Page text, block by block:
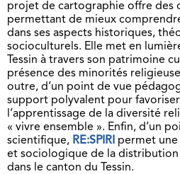
projet de cartographie offre des
permettant de mieux
dans ses aspects historiques,
socioculturels. Elle met en
Tessin à travers son patrimoine
présence des minorités
outre, d’un point de vue
support polyvalent pour
l’apprentissage de la diversité
« vivre ensemble ». Enfin, d’un
scientifique, RE:SPIRI permet
et sociologique de la
dans le canton du Tessin.